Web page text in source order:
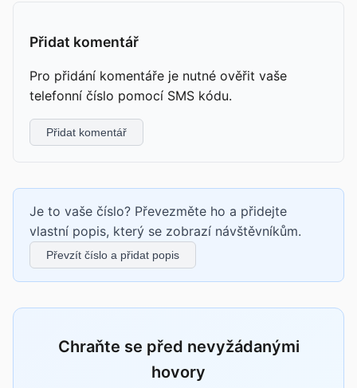
Přidat komentář
Pro přidání komentáře je nutné ověřit vaše
telefonní číslo pomocí SMS kódu.
Přidat komentář
Je to vaše číslo? Převezměte ho a přidejte
vlastní popis, který se zobrazí návštěvníkům.
Převzít číslo a přidat popis
Chraňte se před nevyžádanými
hovory